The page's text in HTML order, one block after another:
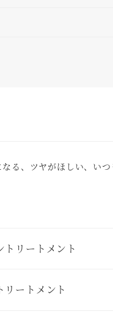
る、ツヤがほしい、い
リートメント
ートメント